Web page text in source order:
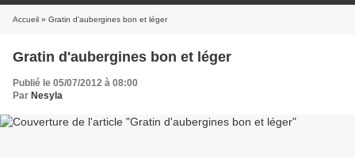
Accueil » Gratin d'aubergines bon et léger
Gratin d'aubergines bon et léger
Publié le 05/07/2012 à 08:00
Par Nesyla